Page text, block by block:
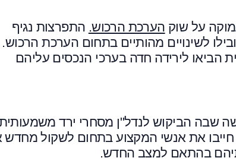
הערכת הרכוש. התפרצות נגיף
לשינויים מהותיים בתחום הערכת הרכוש.
הביאו לירידה חדה בערכי הנכסים עליהם
שבה הביקוש לנדל"ן מסחרי ירד
חייבו את אנשי המקצוע בתחום לשקול
בהתאם למצב החדש.